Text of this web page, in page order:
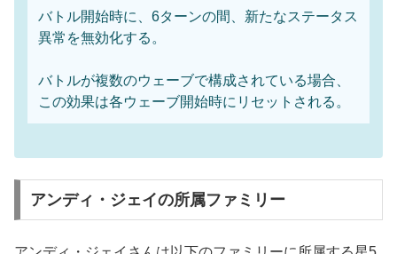
バトル開始時に、6ターンの間、新たなステータス
異常を無効化する。
バトルが複数のウェーブで構成されている場合、
この効果は各ウェーブ開始時にリセットされる。
アンディ・ジェイの所属ファミリー